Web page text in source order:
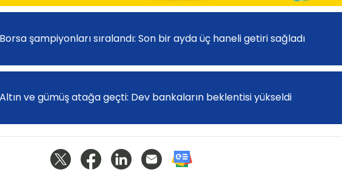
Borsa şampiyonları sıralandı: Son bir ayda üç haneli getiri sağladı
Altın ve gümüş atağa geçti: Dev bankaların beklentisi yükseldi